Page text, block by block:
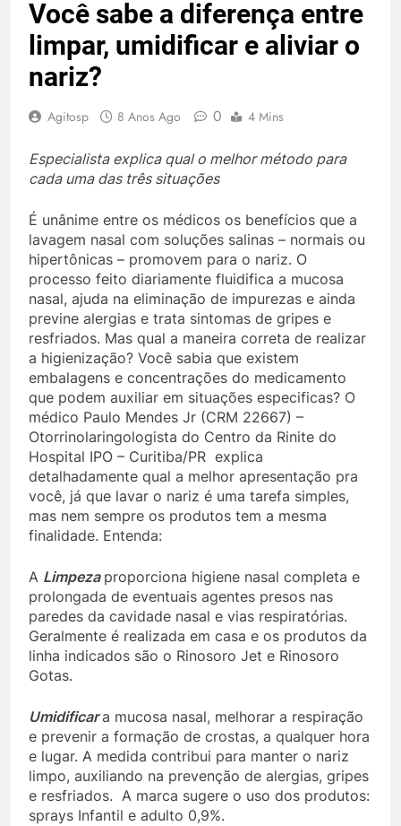
Você sabe a diferença entre
limpar, umidificar e aliviar o
nariz?
Agitosp 8 Anos Ago 0 4 Mins
Especialista explica qual o melhor método para
cada uma das três situações
É unânime entre os médicos os benefícios que a
lavagem nasal com soluções salinas – normais ou
hipertônicas – promovem para o nariz. O
processo feito diariamente fluidifica a mucosa
nasal, ajuda na eliminação de impurezas e ainda
previne alergias e trata sintomas de gripes e
resfriados. Mas qual a maneira correta de realizar
a higienização? Você sabia que existem
embalagens e concentrações do medicamento
que podem auxiliar em situações especificas? O
médico Paulo Mendes Jr (CRM 22667) –
Otorrinolaringologista do Centro da Rinite do
Hospital IPO – Curitiba/PR explica
detalhadamente qual a melhor apresentação pra
você, já que lavar o nariz é uma tarefa simples,
mas nem sempre os produtos tem a mesma
finalidade. Entenda:
A Limpeza proporciona higiene nasal completa e
prolongada de eventuais agentes presos nas
paredes da cavidade nasal e vias respiratórias.
Geralmente é realizada em casa e os produtos da
linha indicados são o Rinosoro Jet e Rinosoro
Gotas.
Umidificar a mucosa nasal, melhorar a respiração
e prevenir a formação de crostas, a qualquer hora
e lugar. A medida contribui para manter o nariz
limpo, auxiliando na prevenção de alergias, gripes
e resfriados. A marca sugere o uso dos produtos:
sprays Infantil e adulto 0,9%.